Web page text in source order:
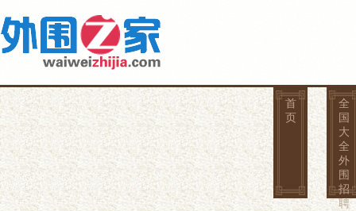
首
页
全
国
大
全
外
围
招
聘